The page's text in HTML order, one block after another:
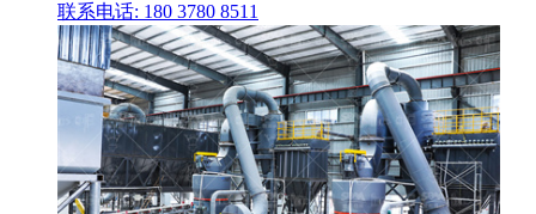
联系电话: 180 3780 8511